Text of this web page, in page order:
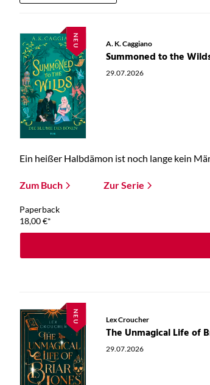
NEU A. K. Caggiano
Summoned to the
29.07.2026
Ein heißer Halbdämon ist noch lange kein
Zum Buch Zur Serie
Paperback
18,00€*
NEU Lex Croucher
The Unmagical Life of
29.07.2026